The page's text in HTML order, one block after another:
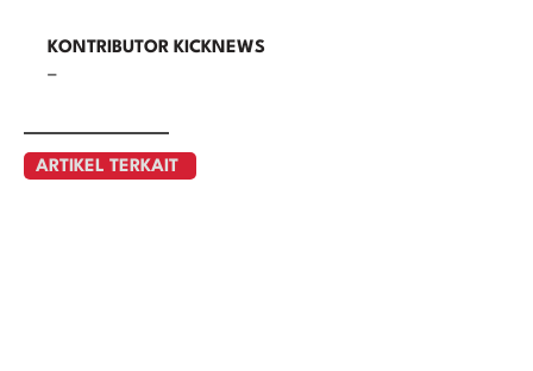
KONTRIBUTOR KICKNEWS
–
ARTIKEL TERKAIT